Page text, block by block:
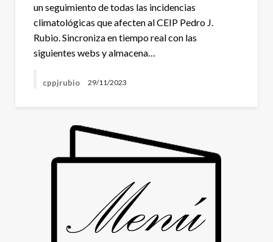
un seguimiento de todas las incidencias
climatológicas que afecten al CEIP Pedro J.
Rubio. Sincroniza en tiempo real con las
siguientes webs y almacena…
cppjrubio 29/11/2023